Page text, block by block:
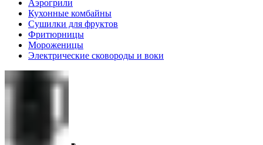
Аэрогрили
Кухонные комбайны
Сушилки для фруктов
Фритюрницы
Мороженицы
Электрические сковороды и воки